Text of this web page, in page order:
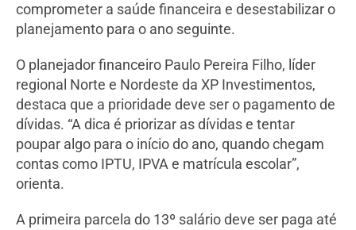
comprometer a saúde financeira e desestabilizar o
planejamento para o ano seguinte.
O planejador financeiro Paulo Pereira Filho, líder
regional Norte e Nordeste da XP Investimentos,
destaca que a prioridade deve ser o pagamento de
dívidas. “A dica é priorizar as dívidas e tentar
poupar algo para o início do ano, quando chegam
contas como IPTU, IPVA e matrícula escolar”,
orienta.
A primeira parcela do 13º salário deve ser paga até